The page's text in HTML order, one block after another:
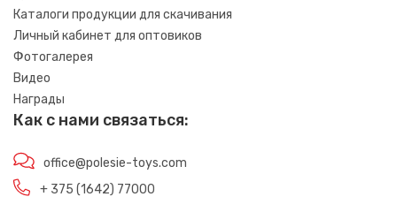
Каталоги продукции для скачивания
Личный кабинет для оптовиков
Фотогалерея
Видео
Награды
Как с нами связаться:
office@polesie-toys.com
+ 375 (1642) 77000